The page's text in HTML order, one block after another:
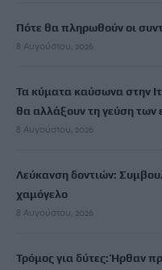
Πότε θα πληρωθούν οι
8 Αυγούστου, 2026
Τα κύματα καύσωνα στην
θα αλλάξουν τη γεύση
8 Αυγούστου, 2026
Λεύκανση δοντιών:
χαμόγελο
8 Αυγούστου, 2026
Τρόμος για δύτες: Ήρθαν